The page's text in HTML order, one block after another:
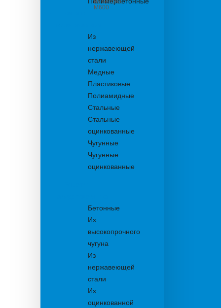
из бетона
М600
Из
нержавеющей
стали
Медные
Пластиковые
Полиамидные
Стальные
Стальные
оцинкованные
Чугунные
Чугунные
оцинкованные
Бетонные
Из
высокопрочного
чугуна
Из
нержавеющей
стали
Из
оцинкованной